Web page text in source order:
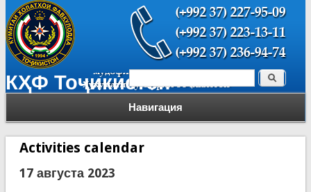
КҲФ Тоҷикистон
Навигация
Форма поиска Поиск
Activities calendar
17 августа 2023